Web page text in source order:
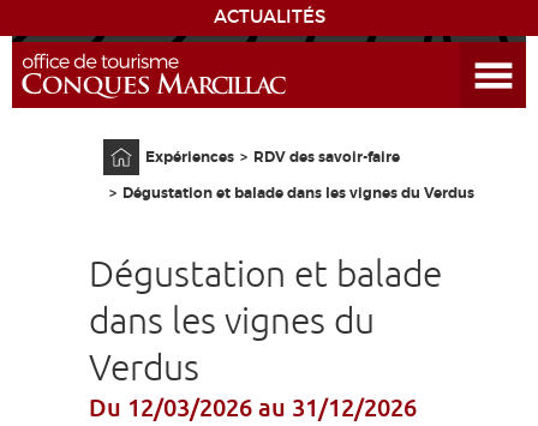
ACTUALITÉS
ENVIEDE...
DÉCOUVRIR LA DESTINATION
EXPÉRIENCES
SÉJOURNER
Expériences
RDV des savoir-faire
Dégustation et balade dans les vignes du Verdus
Dégustation et balade
dans les vignes du
Verdus
Du 12/03/2026au 31/12/2026